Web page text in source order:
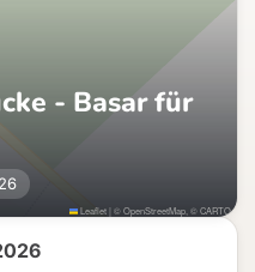
- Basar für
Leaflet|©OpenStreetMap , ©CARTO